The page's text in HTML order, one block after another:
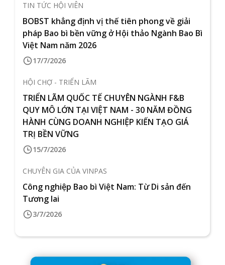
TIN TỨC HỘI VIÊN
BOBST khẳng định vị thế tiên phong về giải
pháp Bao bì bền vững ở Hội thảo Ngành Bao Bì
Việt Nam năm 2026
17/7/2026
HỘI CHỢ - TRIỂN LÃM
TRIỂN LÃM QUỐC TẾ CHUYÊN NGÀNH F&B
QUY MÔ LỚN TẠI VIỆT NAM - 30 NĂM ĐỒNG
HÀNH CÙNG DOANH NGHIỆP KIẾN TẠO GIÁ
TRỊ BỀN VỮNG
15/7/2026
CHUYÊN GIA CỦA VINPAS
Công nghiệp Bao bì Việt Nam: Từ Di sản đến
Tương lai
3/7/2026